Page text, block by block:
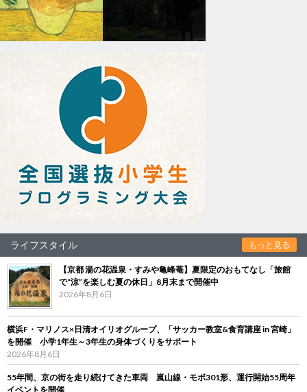
ライフスタイル もっと見る
【京都 湯の花温泉・すみや亀峰菴】夏限定のおもてなし「旅館
で“涼”を楽しむ夏の休日」8月末まで開催中
2026年8月6日
横浜F・マリノス×日清オイリオグループ、「サッカー教室&食育講座 in 宮崎」
を開催 小学1年生～3年生の身体づくりをサポート
2026年8月6日
55年間、京の街を走り続けてきた車両 嵐山線・モボ301形、運行開始55周年
イベントを開催